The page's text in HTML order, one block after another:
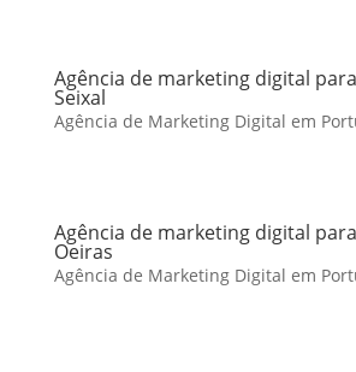
Agência de marketing digital
Seixal
Agência de Marketing Digital em
Agência de marketing digital
Oeiras
Agência de Marketing Digital em